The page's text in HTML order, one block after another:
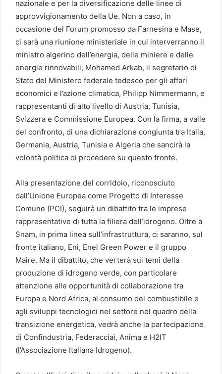
nazionale e per la diversificazione delle linee di
approvvigionamento della Ue. Non a caso, in
occasione del Forum promosso da Farnesina e Mase,
ci sarà una riunione ministeriale in cui interverranno il
ministro algerino dell’energia, delle miniere e delle
energie rinnovabili, Mohamed Arkab, il segretario di
Stato del Ministero federale tedesco per gli affari
economici e l’azione climatica, Philipp Nimmermann, e
rappresentanti di alto livello di Austria, Tunisia,
Svizzera e Commissione Europea. Con la firma, a valle
del confronto, di una dichiarazione congiunta tra Italia,
Germania, Austria, Tunisia e Algeria che sancirà la
volontà politica di procedere su questo fronte.
Alla presentazione del corridoio, riconosciuto
dall’Unione Europea come Progetto di Interesse
Comune (PCI), seguirà un dibattito tra le imprese
rappresentative di tutta la filiera dell’idrogeno. Oltre a
Snam, in prima linea sull’infrastruttura, ci saranno, sul
fronte italiano, Eni, Enel Green Power e il gruppo
Maire. Ma il dibattito, che verterà sui temi della
produzione di idrogeno verde, con particolare
attenzione alle opportunità di collaborazione tra
Europa e Nord Africa, al consumo del combustibile e
agli sviluppi tecnologici nel settore nel quadro della
transizione energetica, vedrà anche la partecipazione
di Confindustria, Federacciai, Anima e H2IT
(l’Associazione Italiana Idrogeno).